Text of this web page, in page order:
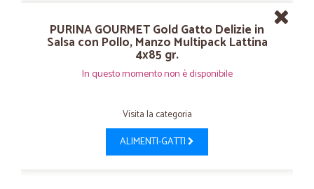
PURINA GOURMET Gold Gatto Delizie in
Salsa con Pollo, Manzo Multipack Lattina
4x85 gr.
In questo momento non è disponibile
Visita la categoria
ALIMENTI-GATTI